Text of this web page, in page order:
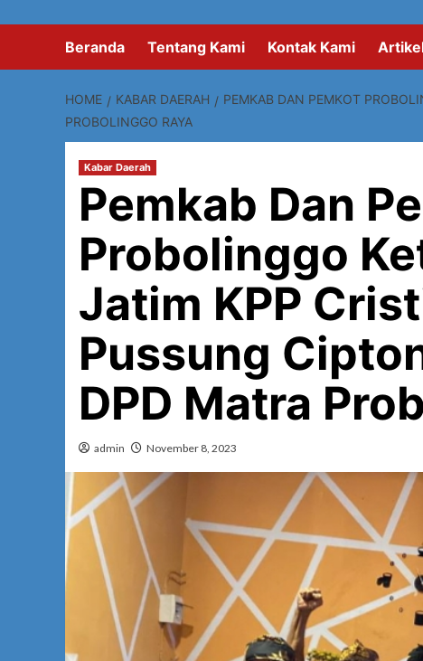
Beranda Tentang Kami Kontak Kami
HOME KABAR DAERAH
PEMKAB DAN PEMKOT
PROBOLINGGO RAYA
Kabar Daerah
Pemkab Dan
Probolinggo
Jatim KPP
Pussung
DPD Matra
admin November 8, 2023